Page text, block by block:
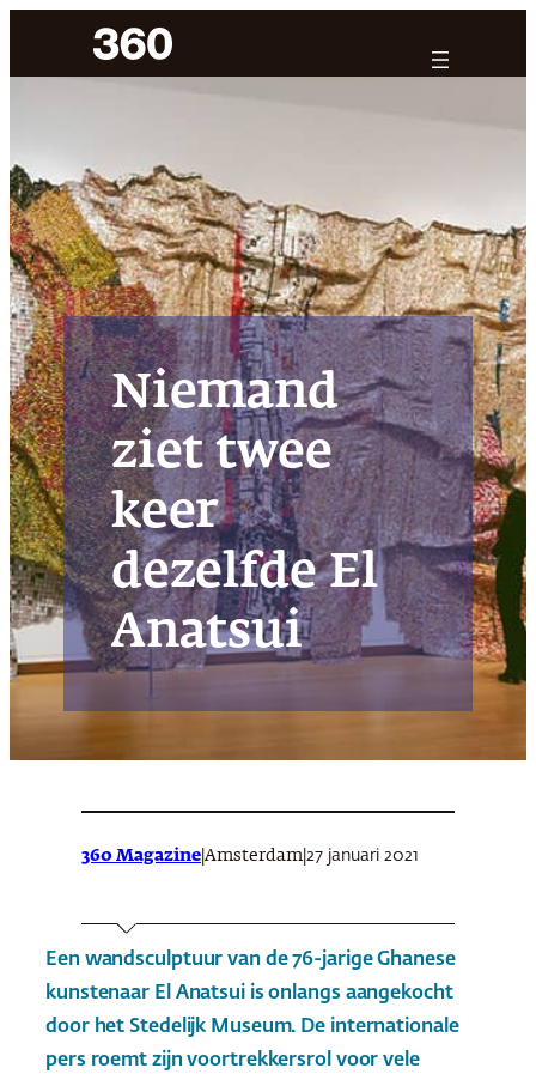
Niemand
ziet twee
keer
dezelfde El
Anatsui
360 Magazine Amsterdam 27 januari 2021
Een wandsculptuur van de 76-jarige Ghanese
kunstenaar El Anatsui is onlangs aangekocht
door het Stedelijk Museum. De internationale
pers roemt zijn voortrekkersrol voor vele